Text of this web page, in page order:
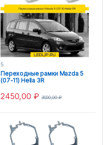
5
Переходные рамки Mazda 5
(07-11) Hella 3R
2450,00 ₽ 3000,00₽